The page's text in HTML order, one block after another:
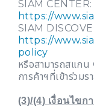
SIAM CENTER:
https://
SIAM
https://
policy
หรือสามารถสแก
การค้าฯที่เข้าร่วมร
(3)/(4) เงื่อนไขก